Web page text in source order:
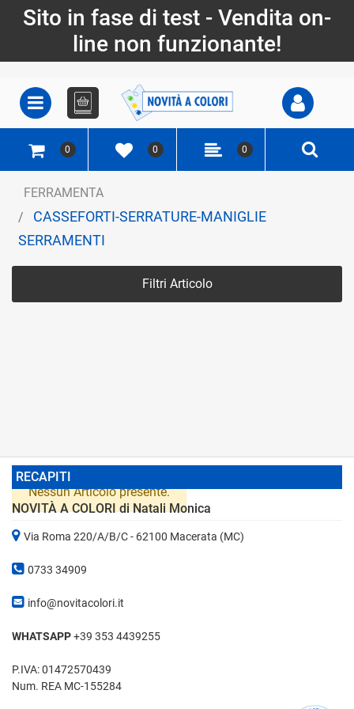
Sito in fase di test - Vendita on-
line non funzionante!
Open Open menu
0 0 0
FERRAMENTA
CASSEFORTI-SERRATURE-MANIGLIE
SERRAMENTI
Filtri Articolo
Nessun Articolo presente.
RECAPITI
NOVITÀ A COLORI di Natali Monica
Via Roma 220/A/B/C - 62100 Macerata (MC)
0733 34909
info@novitacolori.it
WHATSAPP+39 353 4439255
P.IVA: 01472570439
Num. REA MC-155284